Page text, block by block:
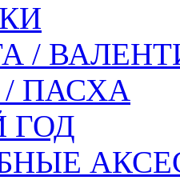
/
ПАСХА
ГОД